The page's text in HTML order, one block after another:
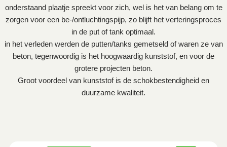
onderstaand plaatje spreekt voor zich, wel is het van belang om te
zorgen voor een be-/ontluchtingspijp, zo blijft het verteringsproces
in de put of tank optimaal.
in het verleden werden de putten/tanks gemetseld of waren ze van
beton, tegenwoordig is het hoogwaardig kunststof, en voor de
grotere projecten beton.
Groot voordeel van kunststof is de schokbestendigheid en
duurzame kwaliteit.